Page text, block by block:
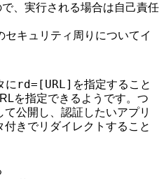
、実行される場合は自己責任
キュリティ周りについてイ
に rd=[URL] を指定すること
を指定できるようです。つ
公開し、認証したいアプリ
きでリダイレクトすること